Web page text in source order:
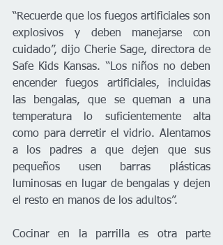
“Recuerde que los fuegos artificiales son
explosivos y deben manejarse con
cuidado”, dijo Cherie Sage, directora de
Safe Kids Kansas. “Los niños no deben
encender fuegos artificiales, incluidas
las bengalas, que se queman a una
temperatura lo suficientemente alta
como para derretir el vidrio. Alentamos
a los padres a que dejen que sus
pequeños usen barras plásticas
luminosas en lugar de bengalas y dejen
el resto en manos de los adultos”.
Cocinar en la parrilla es otra parte